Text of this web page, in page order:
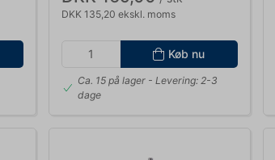
DKK 135,20 ekskl. moms
Køb nu
Ca. 15 på lager - Levering: 2-3
dage